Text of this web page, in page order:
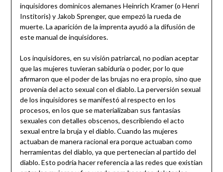
inquisidores dominicos alemanes Heinrich Kramer (o Henri
Institoris) y Jakob Sprenger, que empezó la rueda de
muerte. La aparición de la imprenta ayudó a la difusión de
este manual de inquisidores.
Los inquisidores, en su visión patriarcal, no podían aceptar
que las mujeres tuvieran sabiduría o poder, por lo que
afirmaron que el poder de las brujas no era propio, sino que
provenía del acto sexual con el diablo. La perversión sexual
de los inquisidores se manifestó al respecto en los
procesos, en los que se materializaban sus fantasías
sexuales con detalles obscenos, describiendo el acto
sexual entre la bruja y el diablo. Cuando las mujeres
actuaban de manera racional era porque actuaban como
herramientas del diablo, ya que pertenecían al partido del
diablo. Esto podría hacer referencia a las redes que existían